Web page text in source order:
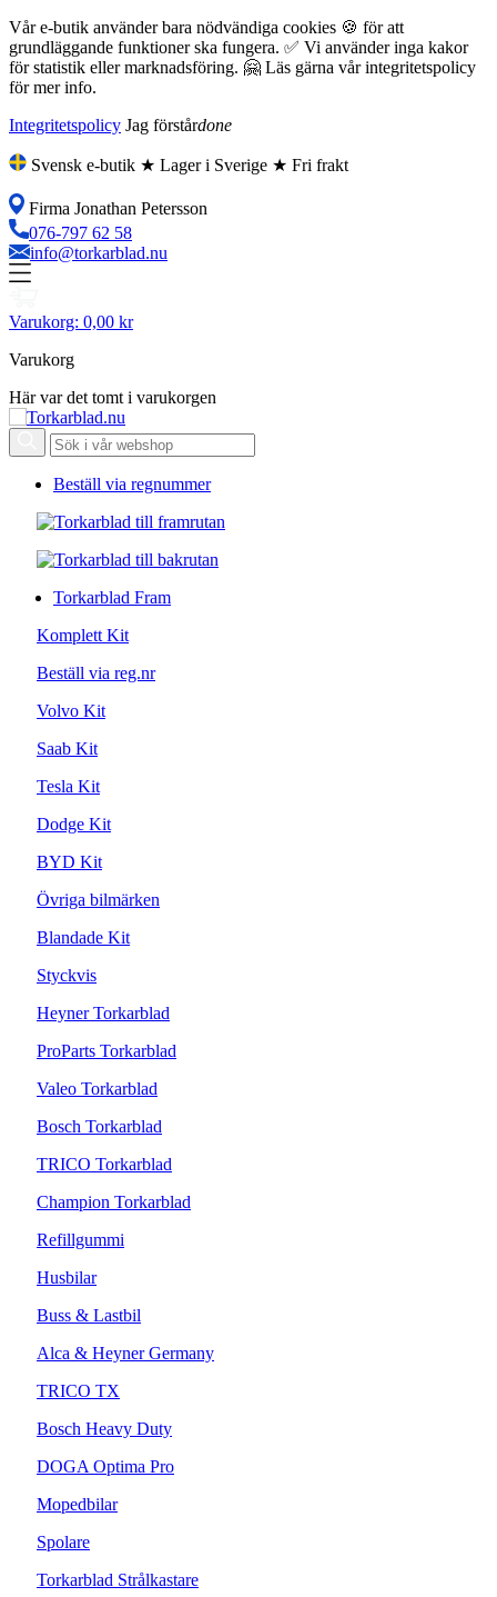
Vår e-butik använder bara nödvändiga cookies 🍪 för att
grundläggande funktioner ska fungera. ✅ Vi använder inga kakor
för statistik eller marknadsföring. 🤗 Läs gärna vår integritetspolicy
för mer info.
Integritetspolicy Jag förstårdone
Svensk e-butik ★ Lager i Sverige ★ Fri frakt
Firma Jonathan Petersson
076-797 62 58
info@torkarblad.nu
Varukorg: 0,00 kr
Varukorg
Här var det tomt i varukorgen
Beställ via regnummer
Torkarblad Fram
Komplett Kit
Beställ via reg.nr
Volvo Kit
Saab Kit
Tesla Kit
Dodge Kit
BYD Kit
Övriga bilmärken
Blandade Kit
Styckvis
Heyner Torkarblad
ProParts Torkarblad
Valeo Torkarblad
Bosch Torkarblad
TRICO Torkarblad
Champion Torkarblad
Refillgummi
Husbilar
Buss & Lastbil
Alca & Heyner Germany
TRICO TX
Bosch Heavy Duty
DOGA Optima Pro
Mopedbilar
Spolare
Torkarblad Strålkastare